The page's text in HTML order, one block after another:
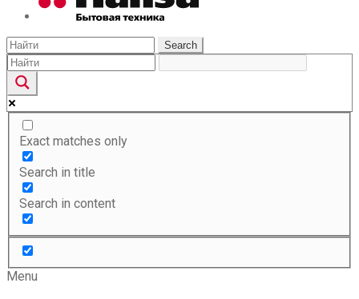
Search
Exact matches only
Search in title
Search in content
Menu